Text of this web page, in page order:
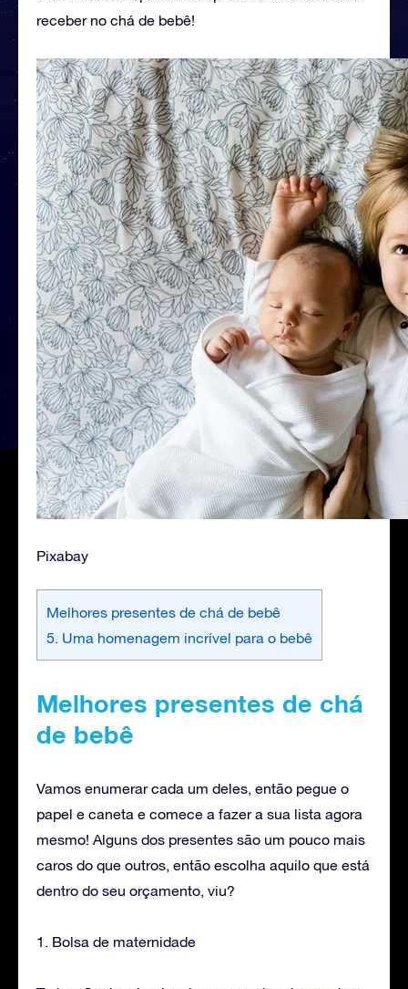
receber no chá de bebê!
Pixabay
Melhores presentes de chá de bebê
5. Uma homenagem incrível para o bebê
Melhores presentes de chá
de bebê
Vamos enumerar cada um deles, então pegue o
papel e caneta e comece a fazer a sua lista agora
mesmo! Alguns dos presentes são um pouco mais
caros do que outros, então escolha aquilo que está
dentro do seu orçamento, viu?
1. Bolsa de maternidade